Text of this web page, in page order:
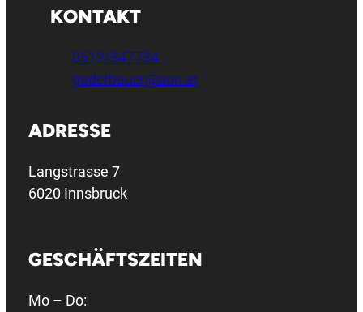
KONTAKT
0512/347734
gaderbauer@aon.at
ADRESSE
Langstrasse 7
6020 Innsbruck
GESCHÄFTSZEITEN
Mo – Do: